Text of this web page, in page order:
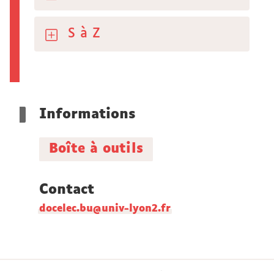
S à Z
Informations
Boîte à outils
Contact
docelec.bu@univ-lyon2.fr